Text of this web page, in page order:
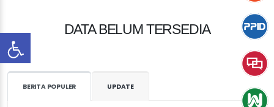
DATA BELUM TERSEDIA
BERITA POPULER UPDATE